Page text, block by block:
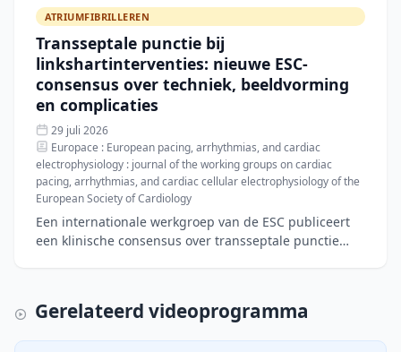
ATRIUMFIBRILLEREN
Transseptale punctie bij
linkshartinterventies: nieuwe ESC-
consensus over techniek, beeldvorming
en complicaties
29 juli 2026
Europace : European pacing, arrhythmias, and cardiac
electrophysiology : journal of the working groups on cardiac
pacing, arrhythmias, and cardiac cellular electrophysiology of the
European Society of Cardiology
Een internationale werkgroep van de ESC publiceert
een klinische consensus over transseptale punctie
Gerelateerd videoprogramma